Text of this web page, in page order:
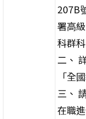
207B
署高
科群
二、
「全
三、
在職